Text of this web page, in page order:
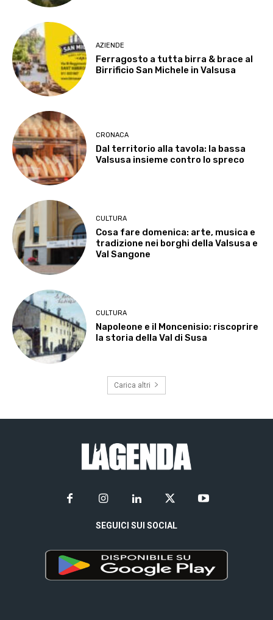
AZIENDE
Ferragosto a tutta birra & brace al
Birrificio San Michele in Valsusa
CRONACA
Dal territorio alla tavola: la bassa
Valsusa insieme contro lo spreco
CULTURA
Cosa fare domenica: arte, musica e
tradizione nei borghi della Valsusa e
Val Sangone
CULTURA
Napoleone e il Moncenisio: riscoprire
la storia della Val di Susa
Carica altri
SEGUICI SUI SOCIAL